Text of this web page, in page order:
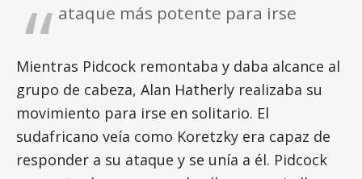
ataque más potente para irse
Mientras Pidcock remontaba y daba alcance al
grupo de cabeza, Alan Hatherly realizaba su
movimiento para irse en solitario. El
sudafricano veía como Koretzky era capaz de
responder a su ataque y se unía a él. Pidcock